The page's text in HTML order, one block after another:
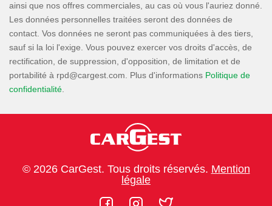
ainsi que nos offres commerciales, au cas où vous l'auriez donné.
Les données personnelles traitées seront des données de
contact. Vos données ne seront pas communiquées à des tiers,
sauf si la loi l'exige. Vous pouvez exercer vos droits d'accès, de
rectification, de suppression, d'opposition, de limitation et de
portabilité à
. Plus d'informations Politique de
confidentialité
© 2026 CarGest. Tous droits réservés. Mention
légale